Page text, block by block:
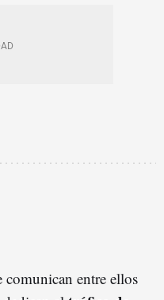
comunican entre ellos